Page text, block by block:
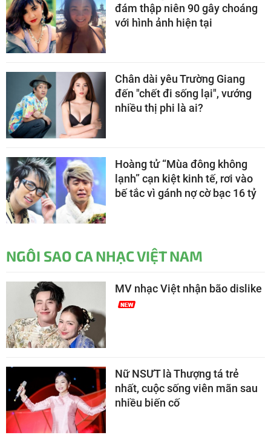
đám thập niên 90 gây choáng
với hình ảnh hiện tại
Chân dài yêu Trường Giang
đến "chết đi sống lại", vướng
nhiều thị phi là ai?
Hoàng tử “Mùa đông không
lạnh” cạn kiệt kinh tế, rơi vào
bế tắc vì gánh nợ cờ bạc 16 tỷ
NGÔI SAO CA NHẠC VIỆT NAM
MV nhạc Việt nhận bão dislike
Nữ NSƯT là Thượng tá trẻ
nhất, cuộc sống viên mãn sau
nhiều biến cố